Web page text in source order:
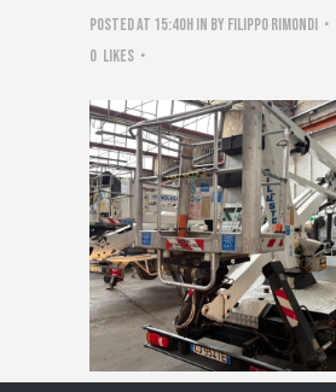
Posted at 15:40hin by Filippo Rimondi
0 Likes